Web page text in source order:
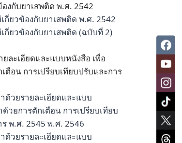
งกับยาเสพติด พ.ศ. 2542
กี่ยวข้องกับยาเสพติด พ.ศ. 2542
กี่ยวข้องกับยาเสพติด (ฉบับที่ 2)
ละเอียดและแบบหนังสือ เพื่อ
อน การเปรียบเทียบปรับและการ
ด้วยรายละเอียดและแบบ
ยการตักเตือน การเปรียบเทียบ
พ.ศ. 2545 พ.ศ. 2546
ด้วยรายละเอียดและแบบ